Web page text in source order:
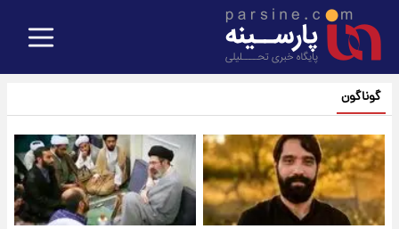
گوناگون